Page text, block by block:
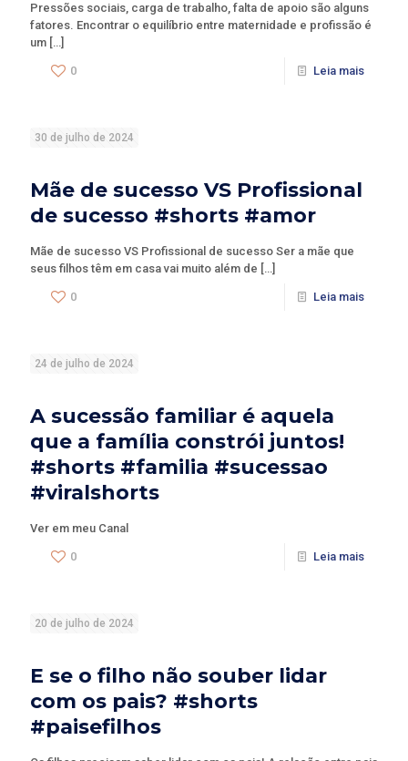
Pressões sociais, carga de trabalho, falta de apoio são alguns
fatores. Encontrar o equilíbrio entre maternidade e profissão é
um […]
0 Leia mais
30 de julho de 2024
Mãe de sucesso VS Profissional
de sucesso #shorts #amor
Mãe de sucesso VS Profissional de sucesso Ser a mãe que
seus filhos têm em casa vai muito além de […]
0 Leia mais
24 de julho de 2024
A sucessão familiar é aquela
que a família constrói juntos!
#shorts #familia #sucessao
#viralshorts
Ver em meu Canal
0 Leia mais
20 de julho de 2024
E se o filho não souber lidar
com os pais? #shorts
#paisefilhos